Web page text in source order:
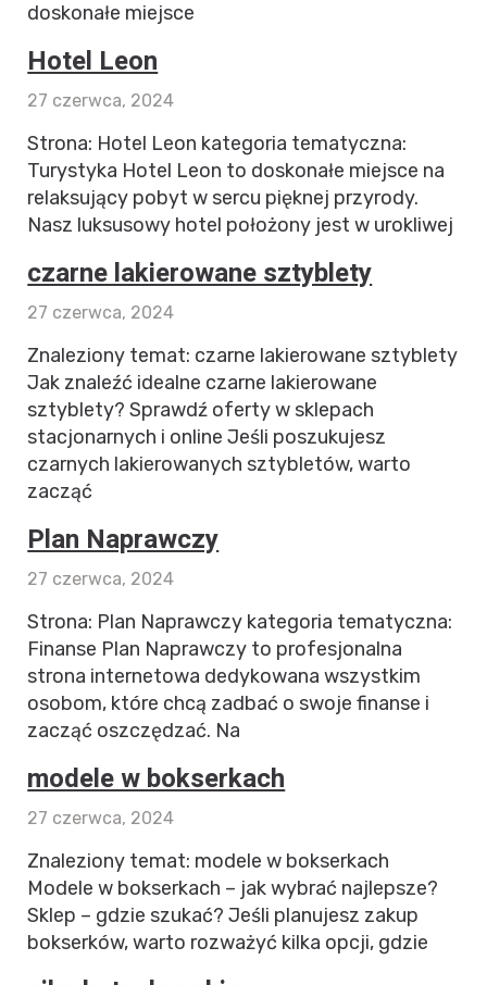
doskonałe miejsce
Hotel Leon
27 czerwca, 2024
Strona: Hotel Leon kategoria tematyczna:
Turystyka Hotel Leon to doskonałe miejsce na
relaksujący pobyt w sercu pięknej przyrody.
Nasz luksusowy hotel położony jest w urokliwej
czarne lakierowane sztyblety
27 czerwca, 2024
Znaleziony temat: czarne lakierowane sztyblety
Jak znaleźć idealne czarne lakierowane
sztyblety? Sprawdź oferty w sklepach
stacjonarnych i online Jeśli poszukujesz
czarnych lakierowanych sztybletów, warto
zacząć
Plan Naprawczy
27 czerwca, 2024
Strona: Plan Naprawczy kategoria tematyczna:
Finanse Plan Naprawczy to profesjonalna
strona internetowa dedykowana wszystkim
osobom, które chcą zadbać o swoje finanse i
zacząć oszczędzać. Na
modele w bokserkach
27 czerwca, 2024
Znaleziony temat: modele w bokserkach
Modele w bokserkach – jak wybrać najlepsze?
Sklep – gdzie szukać? Jeśli planujesz zakup
bokserków, warto rozważyć kilka opcji, gdzie